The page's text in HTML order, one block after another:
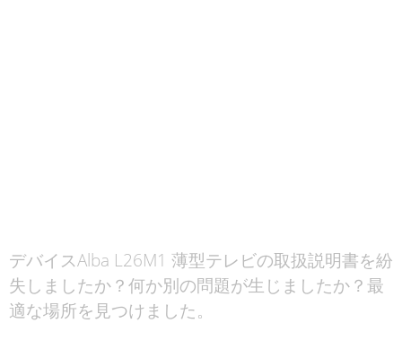
デバイスAlba L26M1 薄型テレビの取扱説明書を紛
失しましたか？何か別の問題が生じましたか？最
適な場所を見つけました。